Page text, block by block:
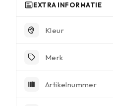
EXTRA INFORMATIE
Kleur
Merk
Artikelnummer